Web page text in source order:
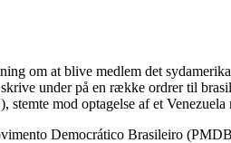
om at blive medlem det
under på en række ordrer til
mod optagelse af et
Democrático Brasileiro